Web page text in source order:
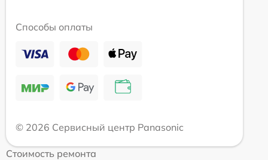
Способы оплаты
© 2026 Сервисный центр Panasonic
Стоимость ремонта